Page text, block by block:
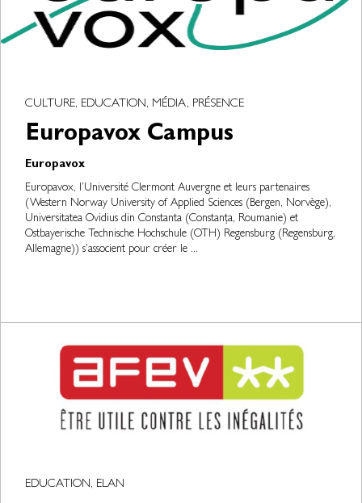
CULTURE, EDUCATION, MÉDIA, PRÉSENCE
Europavox Campus
Europavox
Europavox, l’Université Clermont Auvergne et leurs partenaires
(Western Norway University of Applied Sciences (Bergen, Norvège),
Universitatea Ovidius din Constanta (Constanța, Roumanie) et
Ostbayerische Technische Hochschule (OTH) Regensburg (Regensburg,
Allemagne)) s’associent pour créer le ...
EDUCATION, ELAN